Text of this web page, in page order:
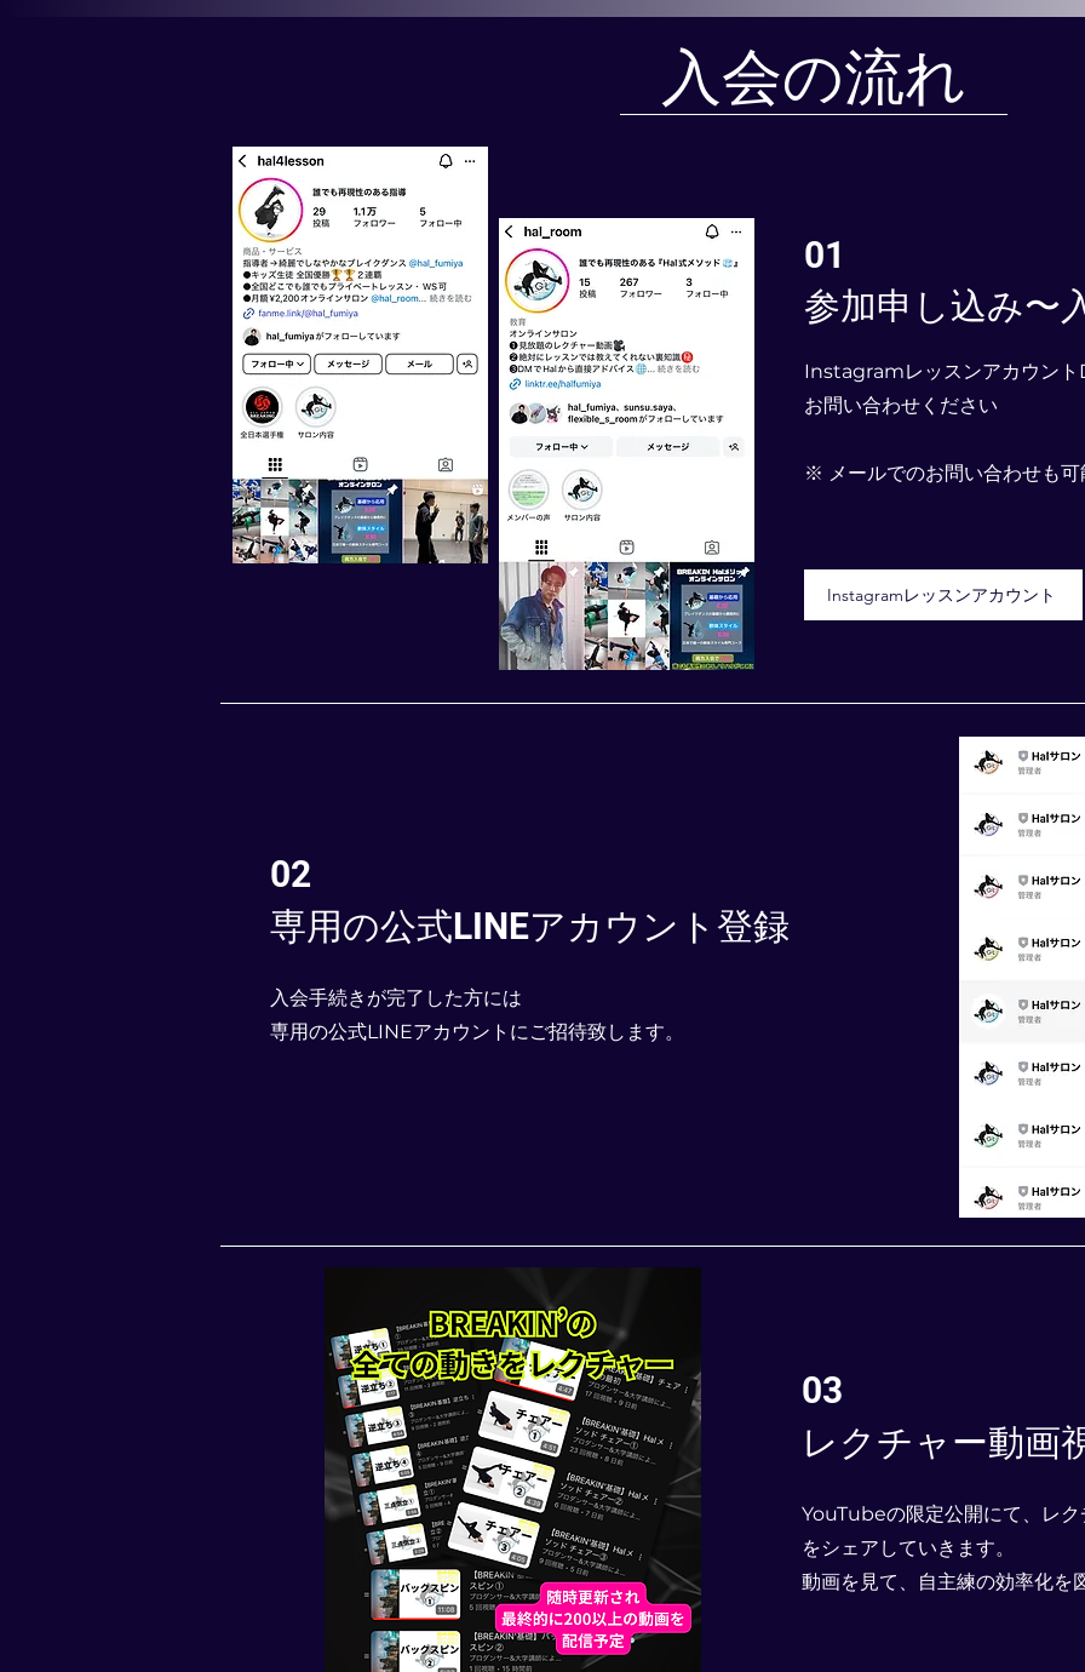
入会の流れ
01
参加申し込み〜
Instagramレッスンアカウント
お問い合わせください
​※ メールでのお問い合わせも可
Instagramレッスンアカウント
02
専用の公式LINEアカウント登録
入会手続きが完了した方には
専用の公式LINEアカウントにご招待致します。
03
レクチャー動画
YouTubeの限定公開にて、レ
をシェアしていきます。
動画を見て、自主練の効率化を